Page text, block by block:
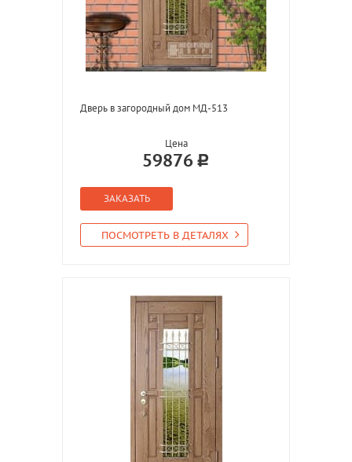
Дверь в загородный дом МД-513
Цена
59876
ЗАКАЗАТЬ
ПОСМОТРЕТЬ В ДЕТАЛЯХ